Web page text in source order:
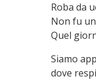
Roba da
Non fu un
Quel
Siamo
dove